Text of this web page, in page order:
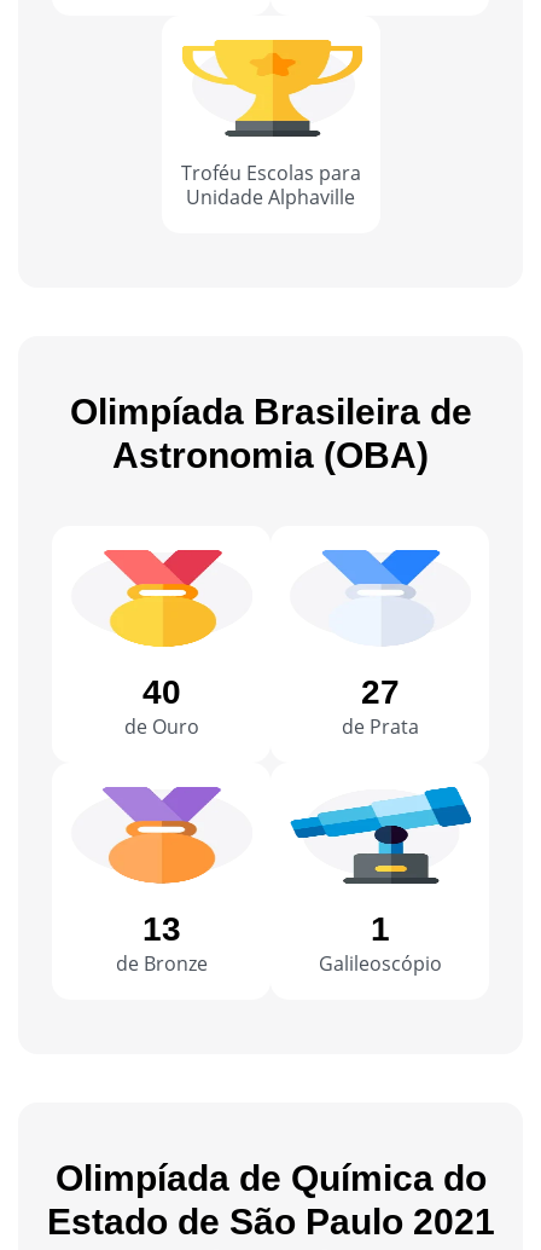
Troféu Escolas para
Unidade Alphaville
Olimpíada Brasileira de
Astronomia (OBA)
40
de Ouro
27
de Prata
13
de Bronze
1
Galileoscópio
Olimpíada de Química do
Estado de São Paulo 2021